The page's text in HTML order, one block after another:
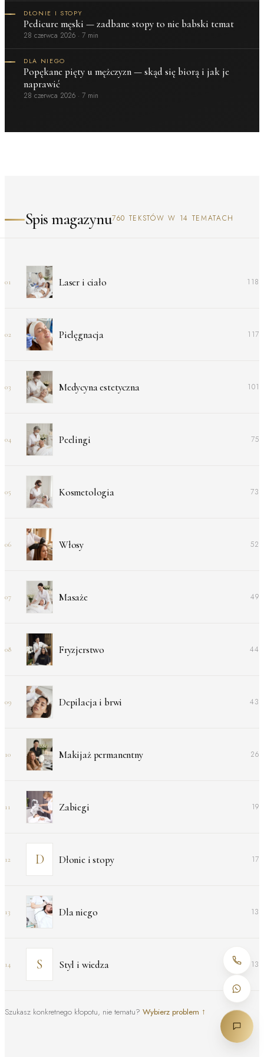
DŁONIE I STOPY
Pedicure męski — zadbane stopy to nie babski temat
28 czerwca 2026 · 7 min
DLA NIEGO
Popękane pięty u mężczyzn — skąd się biorą i jak je
naprawić
28 czerwca 2026 · 7 min
Spis magazynu760 TEKSTÓW W 14 TEMATACH
01 Laser i ciało 118
02 Pielęgnacja 117
03 Medycyna estetyczna 101
04 Peelingi 75
05 Kosmetologia 73
06 Włosy 52
07 Masaże 49
08 Fryzjerstwo 44
09 Depilacja i brwi 43
10 Makijaż permanentny 26
11 Zabiegi 19
12 Dłonie i stopy 17
13 Dla niego 13
14 Styl i wiedza 13
Szukasz konkretnego kłopotu, nie tematu? Wybierz problem ↑